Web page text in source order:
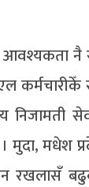
नै
मधेश
रखलासँ